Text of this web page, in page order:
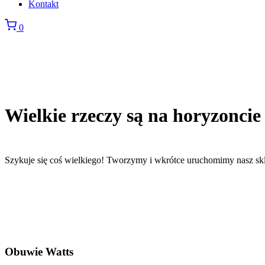
Kontakt
0
Wielkie rzeczy są na horyzoncie
Szykuje się coś wielkiego! Tworzymy i wkrótce uruchomimy nasz
Obuwie Watts